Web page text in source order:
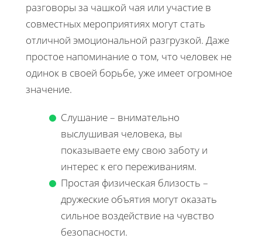
разговоры за чашкой чая или участие в
совместных мероприятиях могут стать
отличной эмоциональной разгрузкой. Даже
простое напоминание о том, что человек не
одинок в своей борьбе, уже имеет огромное
значение.
Слушание – внимательно
выслушивая человека, вы
показываете ему свою заботу и
интерес к его переживаниям.
Простая физическая близость –
дружеские объятия могут оказать
сильное воздействие на чувство
безопасности.